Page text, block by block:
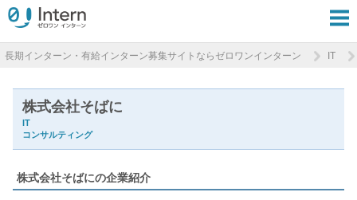
長期インターン・有給インターン募集サイトならゼロワンインターン IT
株式会社そばに
IT
コンサルティング
株式会社そばにの企業紹介